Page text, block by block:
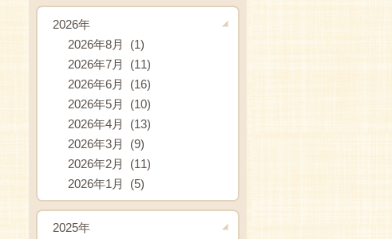
2026年
2026年8月 (1)
2026年7月 (11)
2026年6月 (16)
2026年5月 (10)
2026年4月 (13)
2026年3月 (9)
2026年2月 (11)
2026年1月 (5)
2025年